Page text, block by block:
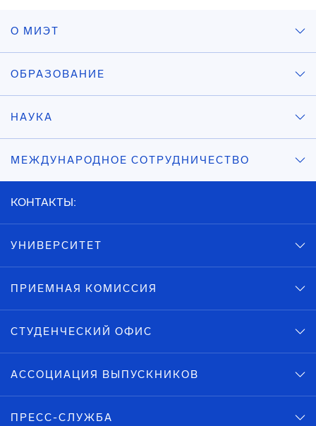
О МИЭТ
ОБРАЗОВАНИЕ
НАУКА
МЕЖДУНАРОДНОЕ СОТРУДНИЧЕСТВО
КОНТАКТЫ:
УНИВЕРСИТЕТ
ПРИЕМНАЯ КОМИССИЯ
СТУДЕНЧЕСКИЙ ОФИС
АССОЦИАЦИЯ ВЫПУСКНИКОВ
ПРЕСС-СЛУЖБА